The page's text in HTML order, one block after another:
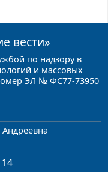
вести»
по надзору в
и массовых
ЭЛ № ФС77-73950
Андреевна